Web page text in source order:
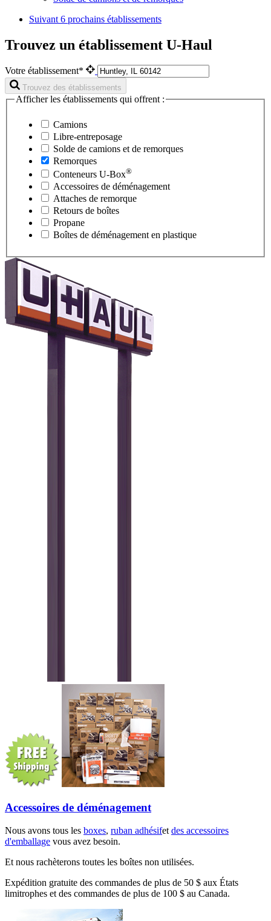
Suivant 6 prochains établissements
Trouvez un établissement U-Haul
Votre établissement*
Trouvez des établissements
Afficher les établissements qui offrent :
Camions
Libre-entreposage
Solde de camions et de remorques
Remorques
Conteneurs U-Box®
Accessoires de déménagement
Attaches de remorque
Retours de boîtes
Propane
Boîtes de déménagement en plastique
Accessoires de déménagement
Nous avons tous les boxes, ruban adhésifetdes accessoires
d'emballage vous avez besoin.
Et nous rachèterons toutes les boîtes non utilisées.
Expédition gratuite des commandes de plus de 50 $ aux États
limitrophes et des commandes de plus de 100 $ au Canada.